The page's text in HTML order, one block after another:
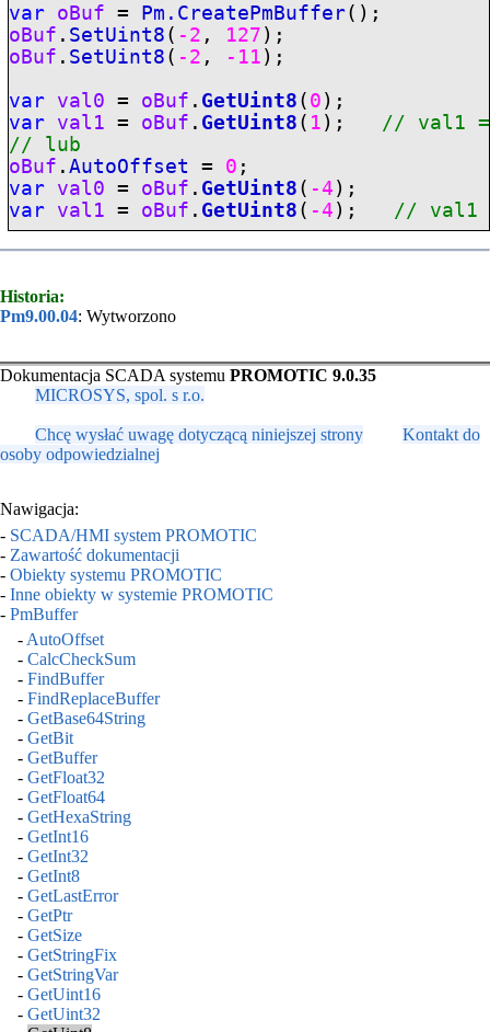
var oBuf = Pm.CreatePmBuffer();
oBuf . SetUint8 ( -2 , 127 );
oBuf . SetUint8 ( -2 , -11 );
var val0 = oBuf . GetUint8 ( 0 );
var val1 = oBuf . GetUint8 ( 1 ); // val1
// lub
oBuf .AutoOffset = 0 ;
var val0 = oBuf . GetUint8 ( -4 );
var val1 = oBuf . GetUint8 ( -4 ); // val1
Historia:
Pm9.00.04: Wytworzono
Dokumentacja SCADA systemu PROMOTIC 9.0.35
MICROSYS, spol. s r.o.
Chcę wysłać uwagę dotyczącą niniejszej strony
Kontakt do
osoby odpowiedzialnej
Nawigacja:
- SCADA/HMI system PROMOTIC
- Zawartość dokumentacji
- Obiekty systemu PROMOTIC
- Inne obiekty w systemie PROMOTIC
- PmBuffer
-AutoOffset
- CalcCheckSum
- FindBuffer
- FindReplaceBuffer
- GetBase64String
- GetBit
- GetBuffer
- GetFloat32
- GetFloat64
- GetHexaString
- GetInt16
- GetInt32
- GetInt8
- GetLastError
- GetPtr
- GetSize
- GetStringFix
- GetStringVar
- GetUint16
- GetUint32